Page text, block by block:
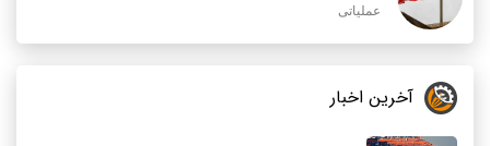
عملیاتی
آخرین اخبار